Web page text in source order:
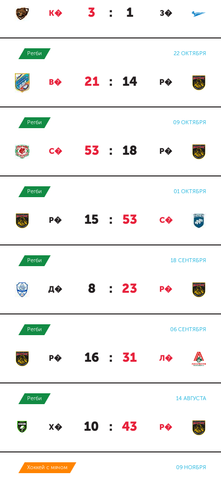
К� 3 : 1 З�
Регби 22 ОКТЯБРЯ
В� 21 : 14 Р�
Регби 09 ОКТЯБРЯ
С� 53 : 18 Р�
Регби 01 ОКТЯБРЯ
Р� 15 : 53 С�
Регби 18 СЕНТЯБРЯ
Д� 8 : 23 Р�
Регби 06 СЕНТЯБРЯ
Р� 16 : 31 Л�
Регби 14 АВГУСТА
Х� 10 : 43 Р�
Хоккей с мячом 09 НОЯБРЯ